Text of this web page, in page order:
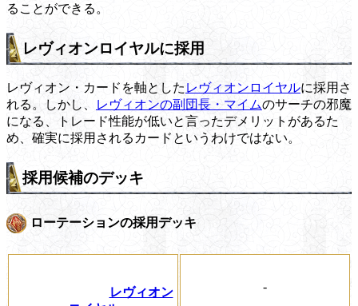
ることができる。
レヴィオンロイヤルに採用
レヴィオン・カードを軸とした レヴィオンロイヤルに採用さ
れる。しかし、
レヴィオンの副団長・マイムのサーチの邪魔
になる、トレード性能が低いと言ったデメリットがあるた
め、確実に採用されるカードというわけではない。
採用候補のデッキ
ローテーションの採用デッキ
レヴィオン
-